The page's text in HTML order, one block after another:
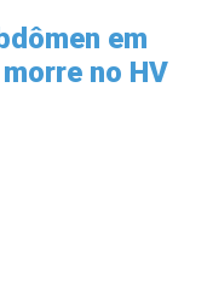
em
no HV